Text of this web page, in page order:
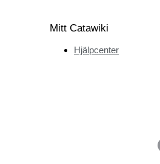
Mitt Catawiki
Hjälpcenter